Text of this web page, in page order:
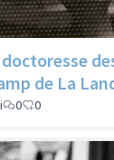
de La
0 0